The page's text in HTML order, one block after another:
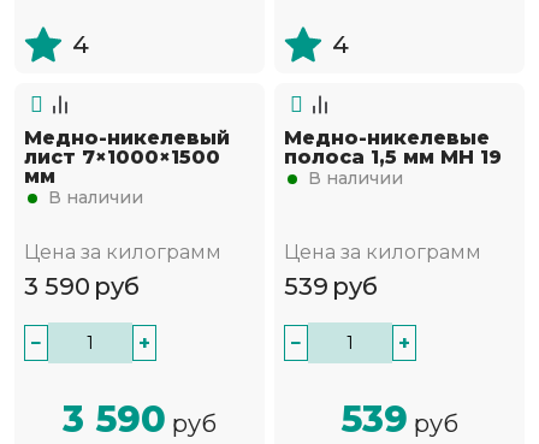
4 4
Медно-никелевый
лист 7×1000×1500
мм
В наличии
Цена за килограмм
3 590 руб
− +
3 590 руб
Медно-никелевые
полоса 1,5 мм МН 19
В наличии
Цена за килограмм
539 руб
− +
539 руб